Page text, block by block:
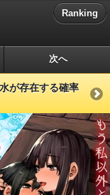
Ranking
次へ
が存在する確率